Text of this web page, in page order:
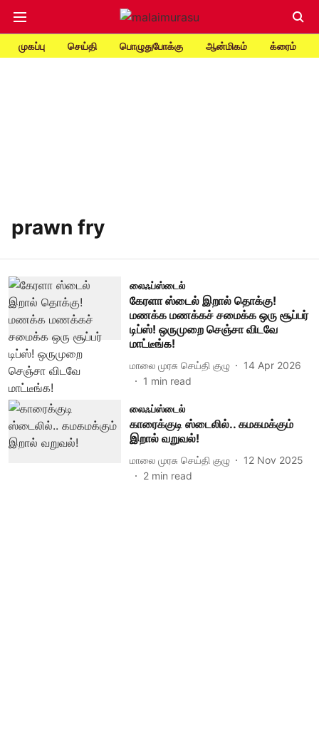
முகப்பு செய்தி பொழுதுபோக்கு ஆன்மிகம் க்ரைம்
prawn fry
லைஃப்ஸ்டைல்
கேரளா ஸ்டைல் இறால் தொக்கு!
மணக்க மணக்கச் சமைக்க ஒரு சூப்பர்
டிப்ஸ்! ஒருமுறை செஞ்சா விடவே
மாட்டீங்க!
மாலை முரசு செய்தி குழு
14 Apr 2026
1 min read
லைஃப்ஸ்டைல்
காரைக்குடி ஸ்டைலில்.. கமகமக்கும்
இறால் வறுவல்!
மாலை முரசு செய்தி குழு
12 Nov 2025
2 min read